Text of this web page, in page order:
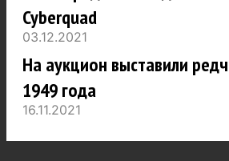
Cyberquad
03.12.2021
На аукцион выставили
1949 года
16.11.2021